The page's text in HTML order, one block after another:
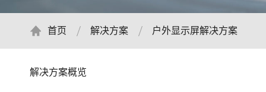
首页 解决方案 户外显示屏解决方案
解决方案概览